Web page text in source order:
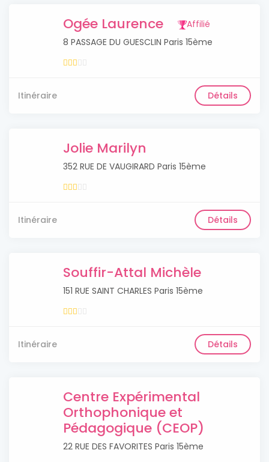
Ogée Laurence
Affilié
8 PASSAGE DU GUESCLIN Paris 15ème
Itinéraire Détails
Jolie Marilyn
352 RUE DE VAUGIRARD Paris 15ème
Itinéraire Détails
Souffir-Attal Michèle
151 RUE SAINT CHARLES Paris 15ème
Itinéraire Détails
Centre Expérimental
Orthophonique et
Pédagogique (CEOP)
22 RUE DES FAVORITES Paris 15ème